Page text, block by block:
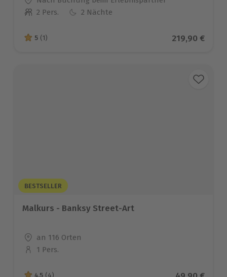
Anzahl der Teilnehmer
2 Pers. 2 Nächte
5 von 5 Sternen basierend auf 1 Bewertungen
5 (1) Aktueller
219,90 €
BESTSELLER
Malkurs - Banksy Street-Art
Standort
an 116 Orten
Anzahl der Teilnehmer
1 Pers.
4.5 (4)